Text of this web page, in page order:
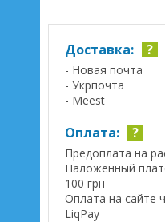
Доставка: ?
- Новая почта
- Укрпочта
- Meest
Оплата: ?
Предоплата на
Наложенный
100 грн
Оплата на сайте
LiqPay